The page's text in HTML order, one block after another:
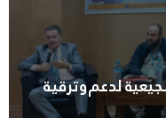
لدعم وترقية